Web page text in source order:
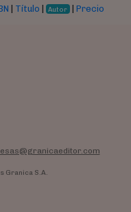
Título Autor |Precio
Granica S.A.